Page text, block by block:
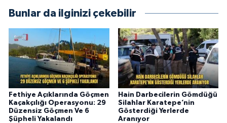
Bunlar da ilginizi çekebilir
Fethiye Açıklarında Göçmen
Kaçakçılığı Operasyonu: 29
Düzensiz Göçmen Ve 6
Şüpheli Yakalandı
Hain Darbecilerin Gömdüğü
Silahlar Karatepe’nin
Gösterdiği Yerlerde
Aranıyor